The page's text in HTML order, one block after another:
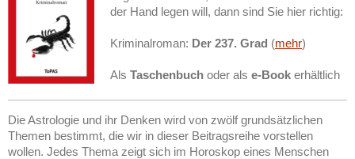
der Hand legen will, dann sind Sie hier richtig:
Kriminalroman: Der 237. Grad (mehr)
Als Taschenbuch oder als e-Book erhältlich
Die Astrologie und ihr Denken wird von zwölf grundsätzlichen
Themen bestimmt, die wir in dieser Beitragsreihe vorstellen
wollen. Jedes Thema zeigt sich im Horoskop eines Menschen